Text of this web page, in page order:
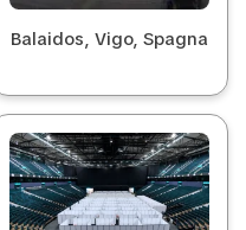
Balaidos, Vigo, Spagna